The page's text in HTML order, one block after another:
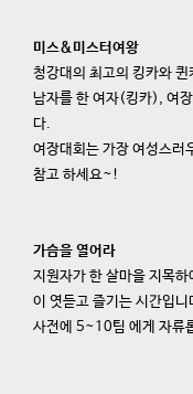
미스&미스터여왕
청강대의 최고의 킹카와 퀸
남자를 한 여자(킹카), 여
다.
여장대회는 가장 여성스러
참고 하세요~!
가슴을 열어라
지원자가 한 살마을 지목
이 엿듣고 즐기는 시간입니
사전에 5~10팀 에게 자류